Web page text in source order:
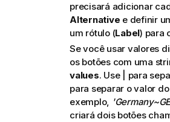
precisará adicionar
Alternative e definir
um rótulo (Label) para
Se você usar valores
os botões com uma
values. Use | para
para separar o valor
exemplo,
criará dois botões